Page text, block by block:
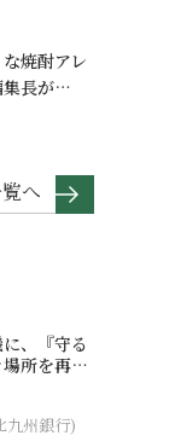
焼酎アレ
集長が…
へ
、『守る
所を再検
九州銀行)